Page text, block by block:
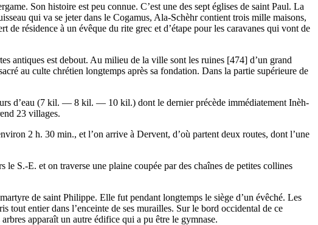
Son histoire est peu connue. C’est une des sept églises de saint Paul. La
qui va se jeter dans le Cogamus, Ala-Schèhr contient trois mille maisons,
de résidence à un évêque du rite grec et d’étape pour les caravanes qui vont de
antiques est debout. Au milieu de la ville sont les ruines [474] d’un grand
au culte chrétien longtemps après sa fondation. Dans la partie supérieure de
d’eau (7 kil. — 8 kil. — 10 kil.) dont le dernier précède immédiatement Inèh-
23 villages.
2 h. 30 min., et l’on arrive à Dervent, d’où partent deux routes, dont l’une
S.-E. et on traverse une plaine coupée par des chaînes de petites collines
de saint Philippe. Elle fut pendant longtemps le siège d’un évêché. Les
tout entier dans l’enceinte de ses murailles. Sur le bord occidental de ce
apparaît un autre édifice qui a pu être le gymnase.